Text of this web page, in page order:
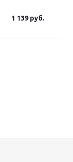
1 139руб.